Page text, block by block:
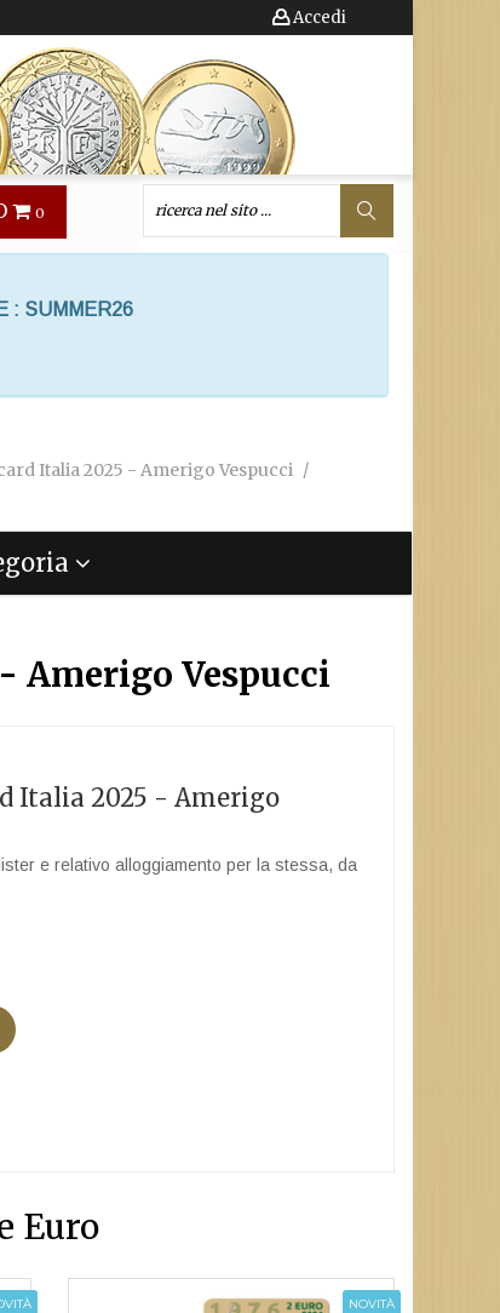
Accedi
0
: SUMMER26
Italia 2025 - Amerigo Vespucci
Amerigo Vespucci
Italia 2025 - Amerigo
e relativo alloggiamento per la stessa, da
Euro
NOVITÀ